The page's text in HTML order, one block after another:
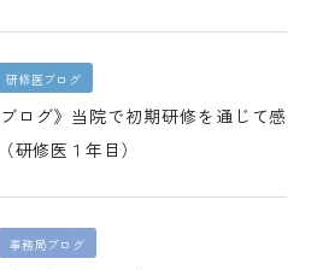
研修医ブログ
ブログ》当院で初期研修を通じて感
研修医１年目）
事務局ブログ